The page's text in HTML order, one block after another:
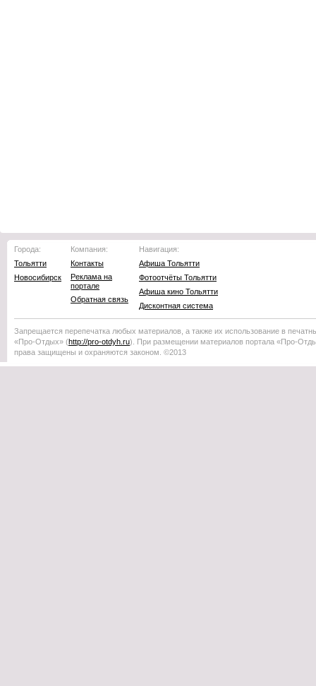
Города:
Тольятти
Новосибирск
Компания:
Контакты
Реклама на
портале
Обратная связь
Навигация:
Афиша Тольятти
Фотоотчёты Тольятти
Афиша кино Тольятти
Дисконтная система
Запрещается перепечатка любых материалов, а также их использование в
«Про-Отдых» (http://pro-otdyh .ru). При размещении материалов портала «Про-
права защищены и охраняются законом. ©2013